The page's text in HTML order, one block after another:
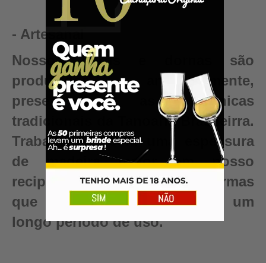
- Artesanal
Nossos barris e dornas são
produzidos artesanalmente,
preservando as técnicas
tradicionais da Tanoaria Brasileirra.
Trabalhamos com uma espessura
de madeira maior em nosso
recipientes para garantir reformas
que renovam seu barril para um
longo período de uso.